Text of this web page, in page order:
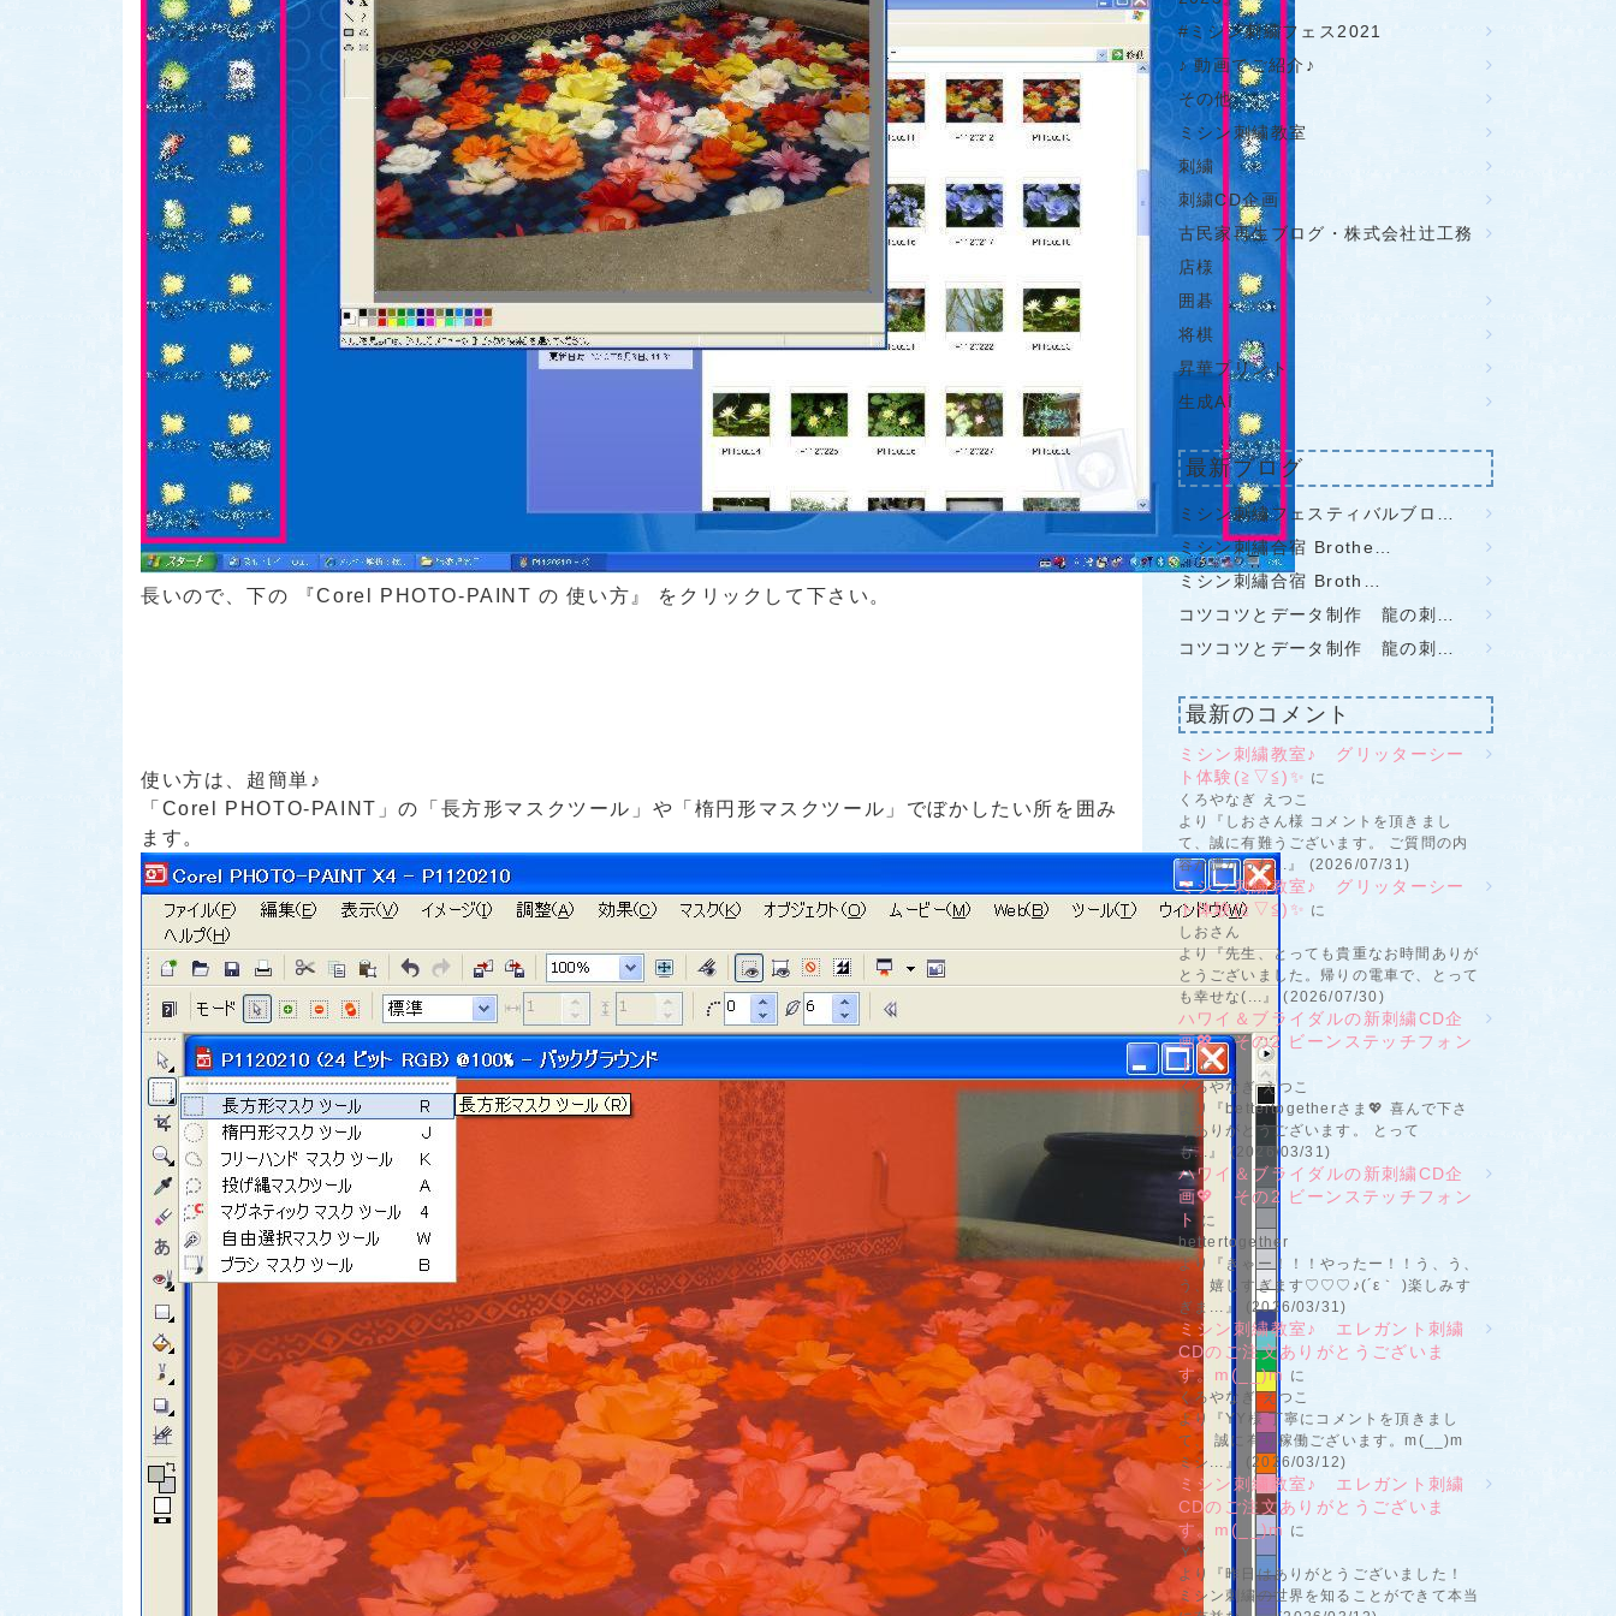
長いので、下の 『Corel PHOTO‐PAINT の 使い方』 をクリックして下さい。
使い方は、超簡単♪
「Corel PHOTO-PAINT」の「長方形マスクツール」や「楕円形マスクツール」でぼかしたい所を囲み
ます。
#ミシン刺繍フェス2021
♪ 動画でご紹介♪
その他
ミシン刺繍教室
刺繍
刺繍CD企画
古民家再生ブログ・株式会社辻工務
店様
囲碁
将棋
昇華プリント
生成AI
最新ブログ
ミシン刺繡フェスティバルブロ…
ミシン刺繡合宿 Brothe…
ミシン刺繡合宿 Broth…
コツコツとデータ制作 龍の刺…
コツコツとデータ制作 龍の刺…
最新のコメント
ミシン刺繍教室♪ グリッターシー
ト体験(≧▽≦)✨ に
くろやなぎ えつこ
より『しおさん様 コメントを頂きまし
て、誠に有難うございます。 ご質問の内
容が濃かった...』 (2026/07/31)
ミシン刺繍教室♪ グリッターシー
ト体験(≧▽≦)✨ に
しおさん
より『先生、とっても貴重なお時間ありが
とうございました。帰りの電車で、とって
も幸せな(...』 (2026/07/30)
ハワイ＆ブライダルの新刺繍CD企
画💖 その2 ビーンステッチフォン
トに
くろやなぎ えつこ
より『bettertogetherさま💖 喜んで下さ
りありがとうございます。 とって
も...』 (2026/03/31)
ハワイ＆ブライダルの新刺繍CD企
画💖 その2 ビーンステッチフォン
ト
に
bettertogether
より『きゃー！！！やったー！！う、う、
う、嬉しすぎます♡♡♡♪(´ε｀ )楽しみす
ぎま...』 (2026/03/31)
ミシン刺繍教室♪ エレガント刺繍
CDのご注文ありがとうございま
す。m(__)m に
くろやなぎ えつこ
より『YY様 丁寧にコメントを頂きまし
て、 誠に有り稼働ございます。m(__)m
ミシ...』 (2026/03/12)
ミシン刺繍教室♪ エレガント刺繍
CDのご注文ありがとうございま
す。m(__)m に
ＹＹ
より『昨日はありがとうございました！
ミシン刺繍の世界を知ることができて本当